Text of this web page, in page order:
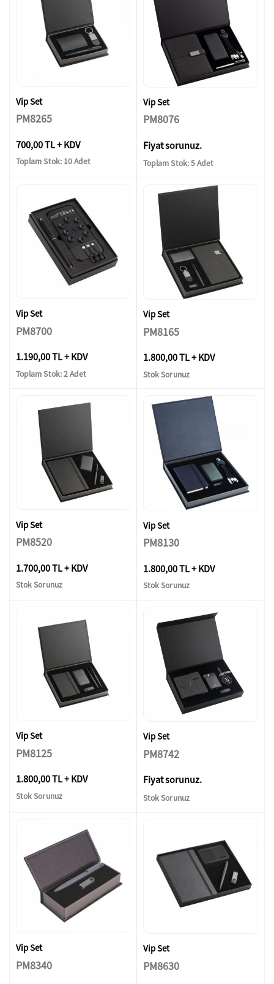
Vip Set
PM8265
700,00 TL + KDV
Toplam Stok: 10 Adet
Vip Set
PM8076
Fiyat sorunuz.
Toplam Stok: 5 Adet
Vip Set
PM8700
1.190,00 TL + KDV
Toplam Stok: 2 Adet
Vip Set
PM8165
1.800,00 TL + KDV
Stok Sorunuz
Vip Set
PM8520
1.700,00 TL + KDV
Stok Sorunuz
Vip Set
PM8130
1.800,00 TL + KDV
Stok Sorunuz
Vip Set
PM8125
1.800,00 TL + KDV
Stok Sorunuz
Vip Set
PM8742
Fiyat sorunuz.
Stok Sorunuz
Vip Set
PM8340
Vip Set
PM8630